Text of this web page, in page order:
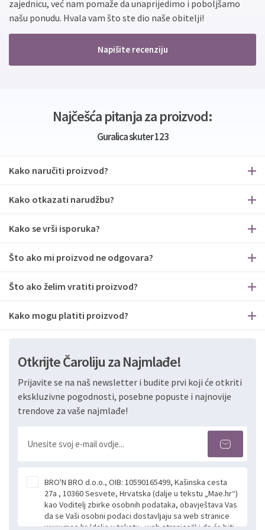
zajednicu, već nam pomaže da unaprijedimo i poboljšamo
našu ponudu. Hvala vam što ste dio naše obitelji!
Napišite recenziju
Najčešća pitanja za proizvod:
Guralica skuter 123
Kako naručiti proizvod?
Kako otkazati narudžbu?
Kako se vrši isporuka?
Što ako mi proizvod ne odgovara?
Što ako želim vratiti proizvod?
Kako mogu platiti proizvod?
Otkrijte Čaroliju za Najmlađe!
Prijavite se na naš newsletter i budite prvi koji će otkriti
ekskluzivne pogodnosti, posebne popuste i najnovije
trendove za vaše najmlađe!
BRO'N BRO d.o.o., OIB: 10590165499, Kašinska cesta
27a , 10360 Sesvete, Hrvatska (dalje u tekstu „Mae.hr“)
kao Voditelj zbirke osobnih podataka, obavještava Vas
da se Vaši osobni podaci dostavljaju sa web stranice
www.mae.hr (dalje u tekstu „web stranice“) i da će biti